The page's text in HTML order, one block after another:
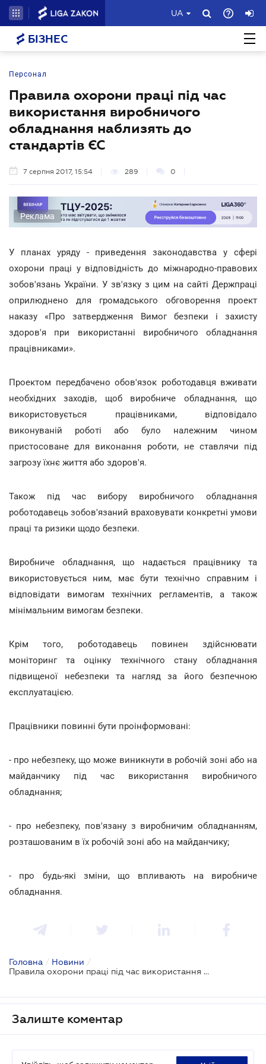
UA
БІЗНЕС
Персонал
Правила охорони праці під час
використання виробничого
обладнання наблизять до
стандартів ЄС
7 серпня 2017, 15:54 289 0
Реклама
У планах уряду - приведення законодавства у сфері
охорони праці у відповідність до міжнародно-правових
зобов'язань України. У зв'язку з цим на сайті Держпраці
оприлюднено для громадського обговорення проект
наказу «Про затвердження Вимог безпеки і захисту
здоров'я при використанні виробничого обладнання
працівниками».
Проектом передбачено обов'язок роботодавця вживати
необхідних заходів, щоб виробниче обладнання, що
використовується працівниками, відповідало
виконуваній роботі або було належним чином
пристосоване для виконання роботи, не ставлячи під
загрозу їхнє життя або здоров'я.
Також під час вибору виробничого обладнання
роботодавець зобов'язаний враховувати конкретні умови
праці та ризики щодо безпеки.
Виробниче обладнання, що надається працівнику та
використовується ним, має бути технічно справним і
відповідати вимогам технічних регламентів, а також
мінімальним вимогам безпеки.
Крім того, роботодавець повинен здійснювати
моніторинг та оцінку технічного стану обладнання
підвищеної небезпеки та нагляд за його безпечною
експлуатацією.
Працівники повинні бути проінформовані:
- про небезпеку, що може виникнути в робочій зоні або на
майданчику під час використання виробничого
обладнання;
- про небезпеку, пов'язану з виробничим обладнанням,
розташованим в їх робочій зоні або на майданчику;
- про будь-які зміни, що впливають на виробниче
обладнання.
Головна / Новини /
Правила охорони праці під час використання виробничого обладнання наблизять до стандартів ЄС
Залиште коментар